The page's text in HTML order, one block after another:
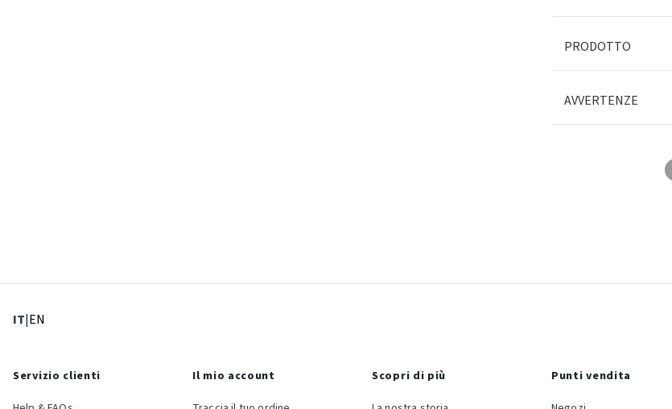
PRODOTTO
AVVERTENZE
IT: Lingua corrente
|EN
Servizio clienti
Il mio account
Scopri di più
Punti vendita